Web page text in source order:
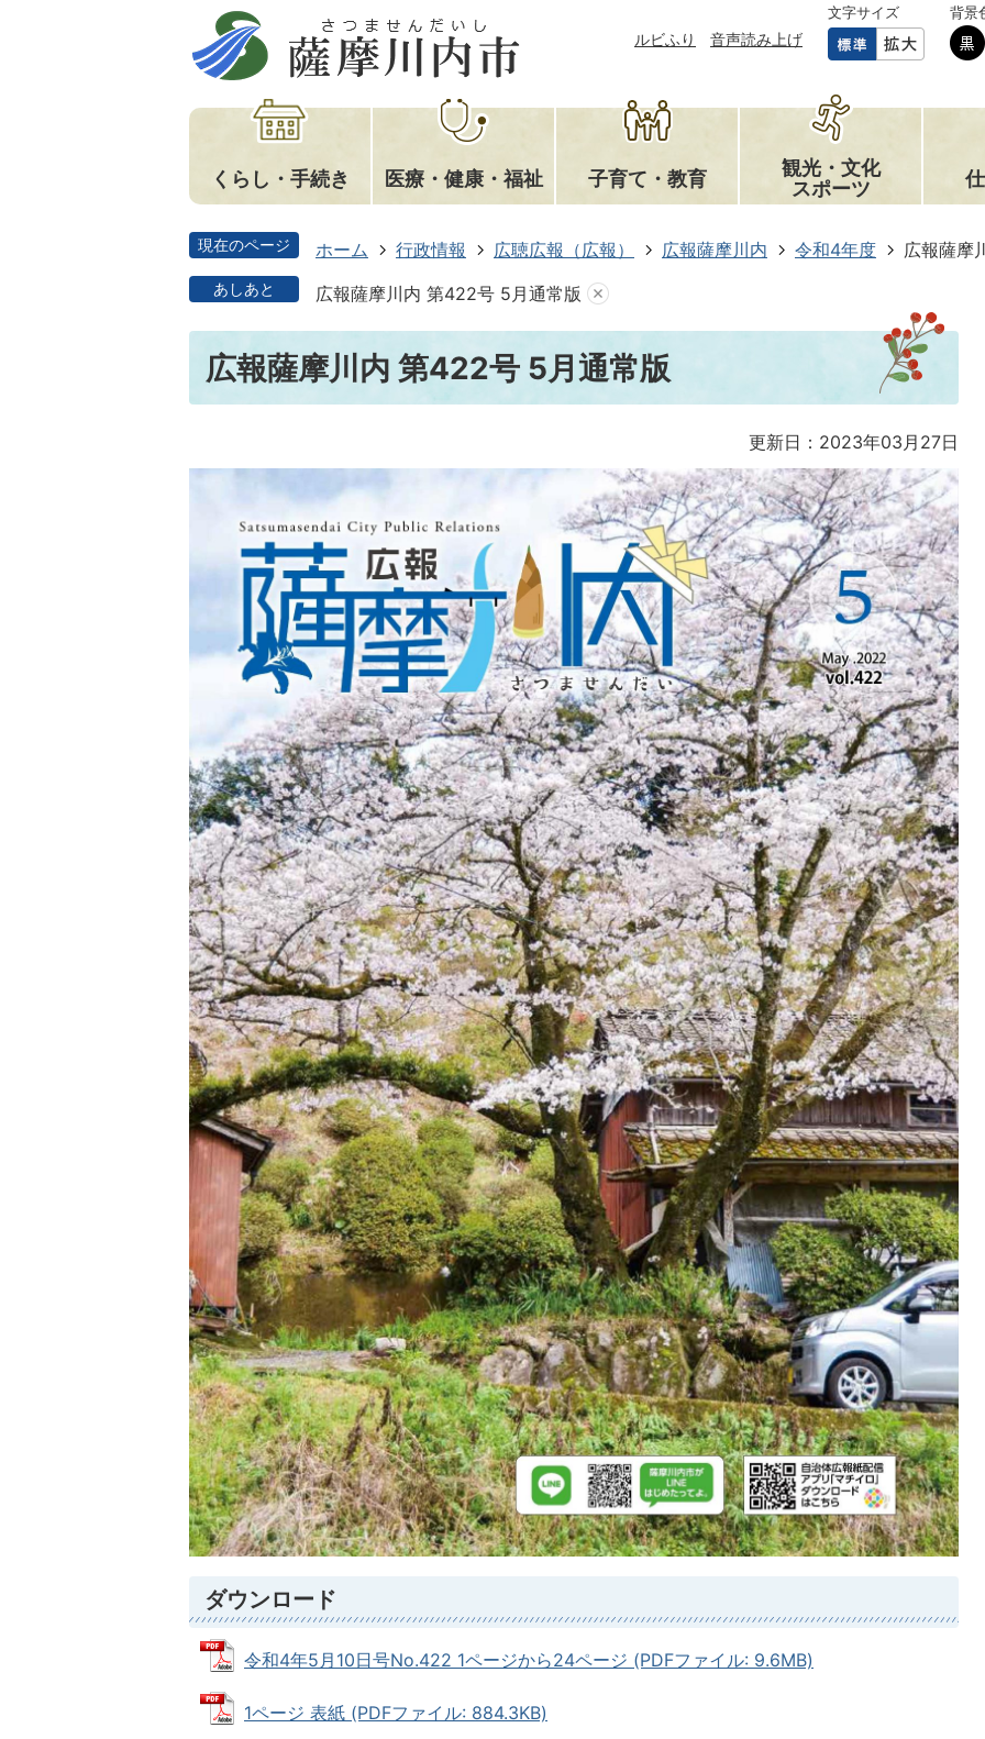
ルビふり 音声読み上げ
文字サイズ 背景
くらし・手続き 医療・健康・福祉 子育て・教育
観光・文化
スポーツ
現在のページ ホーム 行政情報 広聴広報（広報） 広報薩摩川内 令和4年度 広報薩摩
あしあと 広報薩摩川内 第422号 5月通常版
広報薩摩川内 第422号 5月通常版
更新日：2023年03月27日
ダウンロード
令和4年5月10日号No.422 1ページから24ページ (PDFファイル: 9.6MB)
1ページ 表紙 (PDFファイル: 884.3KB)